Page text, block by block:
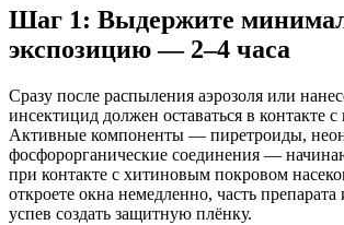
Шаг 1: Выдержите
экспозицию — 2–4 часа
Сразу после распыления аэрозоля или
инсектицид должен оставаться в контакте
Активные компоненты — пиретроиды,
фосфорорганические соединения —
при контакте с хитиновым покровом
откроете окна немедленно, часть препарата
успев создать защитную плёнку.